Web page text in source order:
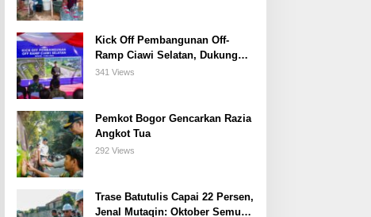
Kick Off Pembangunan Off-
Ramp Ciawi Selatan, Dukung
Konektivitas Antarwilayah di
341 Views
Pemkot Bogor Gencarkan Razia
Angkot Tua
292 Views
Trase Batutulis Capai 22 Persen,
Jenal Mutaqin: Oktober Semua